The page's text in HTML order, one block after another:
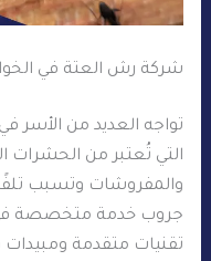
شركة رش العتة في
تواجه العديد من الأسر
التي تُعتبر من الحشرات
والمفروشات وتسبب
جروب خدمة متخصصة في
تقنيات متقدمة